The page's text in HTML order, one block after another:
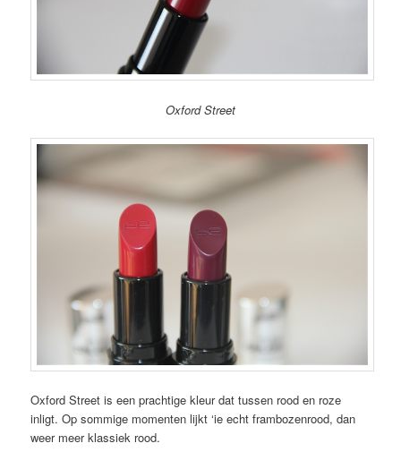
Oxford Street
Oxford Street is een prachtige kleur dat tussen rood en roze
inligt. Op sommige momenten lijkt ‘ie echt frambozenrood, dan
weer meer klassiek rood.